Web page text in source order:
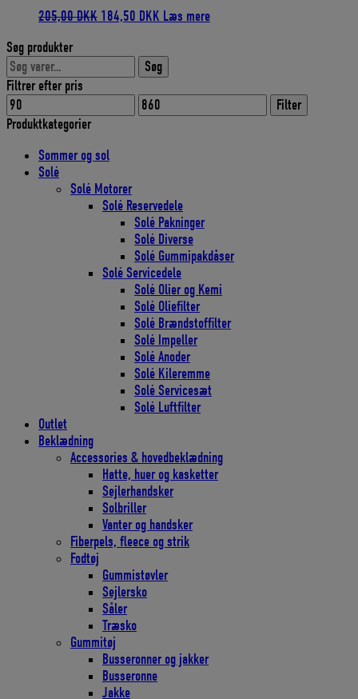
205,00DKK Den
205,00 DKK.
184,50 DKK Den
er:
184,50 DKK.
Læs mere
Søg produkter
Søg
efter:
Søg
Filtrer efter pris
Mindste
pris
Højeste
pris
Filter
Produktkategorier
Sommer og sol
Solé
Solé Motorer
Solé Reservedele
Solé Pakninger
Solé Diverse
Solé Gummipakdåser
Solé Servicedele
Solé Olier og Kemi
Solé Oliefilter
Solé Brændstoffilter
Solé Impeller
Solé Anoder
Solé Kileremme
Solé Servicesæt
Solé Luftfilter
Outlet
Beklædning
Accessories & hovedbeklædning
Hatte, huer og kasketter
Sejlerhandsker
Solbriller
Vanter og handsker
Fiberpels, fleece og strik
Fodtøj
Gummistøvler
Sejlersko
Såler
Træsko
Gummitøj
Busseronner og jakker
Busseronne
Jakke